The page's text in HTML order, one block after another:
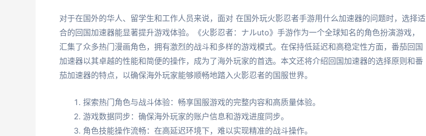
对于在国外的华人、留学生和工作人员来说，面对 在国外玩火影忍者手游用什么加速器的问题时，选择适
合的回国加速器能显著提升游戏体验。《火影忍者：ナルuto》手游作为一个全球知名的角色扮演游戏，
汇集了众多热门漫画角色，拥有激烈的战斗和多样的游戏模式。在保持低延迟和高稳定性方面，番茄回国
加速器以其卓越的性能和简便的操作，成为了海外玩家的首选。本文还将介绍回国加速器的选择原则和番
茄加速器的特点，以确保海外玩家能够顺畅地踏入火影忍者的国服世界。
探索热门角色与战斗体验：畅享国服游戏的完整内容和高质量体验。
游戏数据同步：确保海外玩家的账户信息和游戏进度同步。
角色技能操作流畅：在高延迟环境下，难以实现精准的战斗操作。